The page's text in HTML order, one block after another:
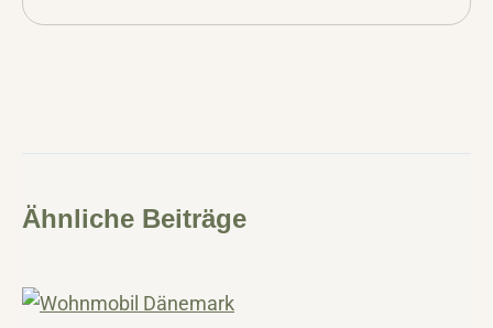
Ähnliche Beiträge